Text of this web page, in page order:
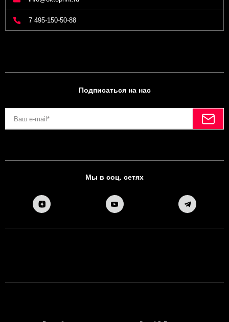
7 495-150-50-88
Подписаться на нас
Мы в соц. сетях